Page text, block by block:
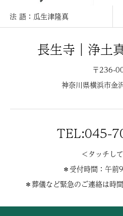
法 語：瓜生津隆真
長生寺｜浄土
〒236-
神奈川県横浜市金
TEL:045-
＜タッチし
＊受付時間：午
＊葬儀など緊急のご連絡は時